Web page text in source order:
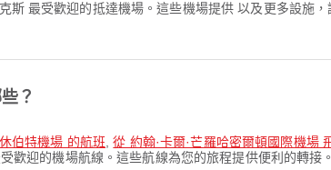
斯 最受歡迎的抵達機場。這些機場提供 以及更多設施
？
伯特機場 的航班 ,從 約翰·卡爾·芒羅哈密爾頓國際機場
歡迎的機場航線。這些航線為您的旅程提供便利的轉接。